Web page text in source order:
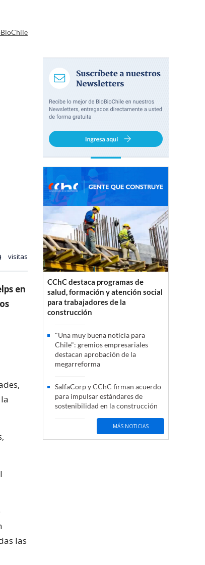
visitas
en
las
CChC destaca programas de
salud, formación y atención social
para trabajadores de la
construcción
"Una muy buena noticia para
Chile": gremios empresariales
destacan aprobación de la
megarreforma
SalfaCorp y CChC firman acuerdo
para impulsar estándares de
sostenibilidad en la construcción
MÁS NOTICIAS